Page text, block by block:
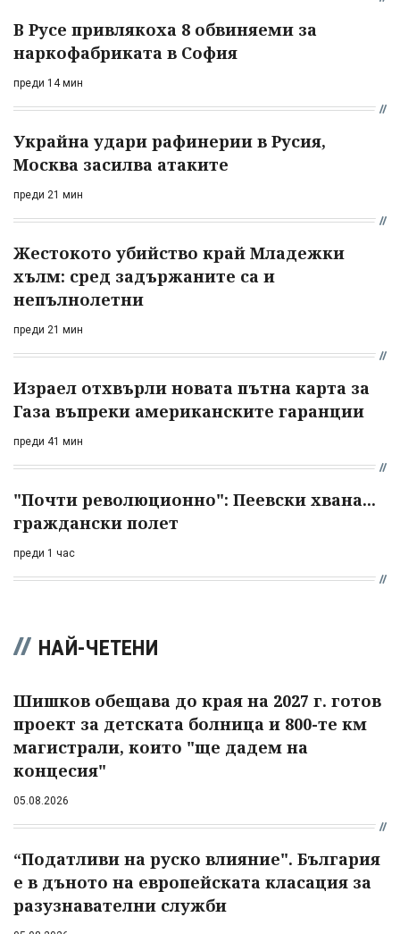
В Русе привлякоха 8 обвиняеми за
наркофабриката в София
преди 14 мин
Украйна удари рафинерии в Русия,
Москва засилва атаките
преди 21 мин
Жестокото убийство край Младежки
хълм: сред задържаните са и
непълнолетни
преди 21 мин
Израел отхвърли новата пътна карта за
Газа въпреки американските гаранции
преди 41 мин
"Почти революционно": Пеевски хвана...
граждански полет
преди 1 час
НАЙ-ЧЕТЕНИ
Шишков обещава до края на 2027 г. готов
проект за детската болница и 800-те км
магистрали, които "ще дадем на
концесия"
05.08.2026
“Податливи на руско влияние". България
е в дъното на европейската класация за
разузнавателни служби